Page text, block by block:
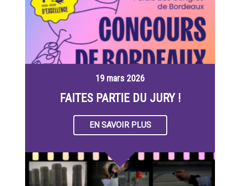
19 mars 2026
FAITES PARTIE DU JURY !
EN SAVOIR PLUS